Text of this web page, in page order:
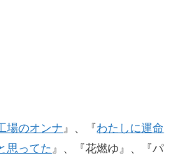
場のオンナ 』、『わたしに運命
思ってた 』、『花燃ゆ』、『パ